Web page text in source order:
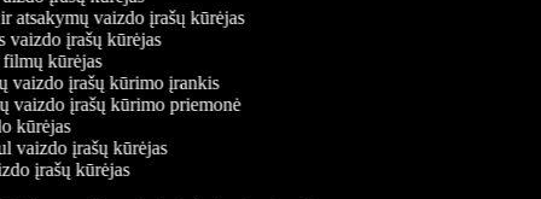
ir atsakymų vaizdo įrašų kūrėjas
vaizdo įrašų kūrėjas
filmų kūrėjas
vaizdo įrašų kūrimo įrankis
vaizdo įrašų kūrimo priemonė
kūrėjas
vaizdo įrašų kūrėjas
įrašų kūrėjas